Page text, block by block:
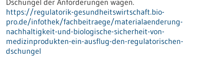
Dschungel der Anforderungen wagen.
https://regulatorik-gesundheitswirtschaft.bio-
pro.de/infothek/fachbeitraege/materialaenderung-
nachhaltigkeit-und-biologische-sicherheit-von-
medizinprodukten-ein-ausflug-den-regulatorischen-
dschungel